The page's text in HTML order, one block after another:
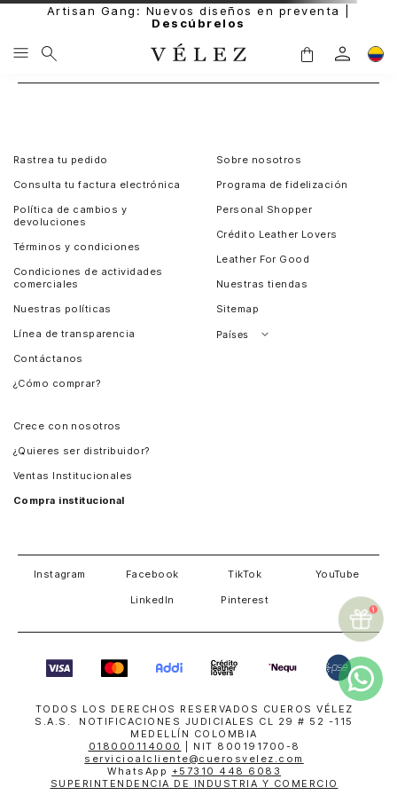
Artisan Gang: Nuevos diseños en preventa |
Descúbrelos
Rastrea tu pedido
Consulta tu factura electrónica
Política de cambios y
devoluciones
Términos y condiciones
Condiciones de actividades
comerciales
Nuestras políticas
Línea de transparencia
Contáctanos
¿Cómo comprar?
Sobre nosotros
Programa de fidelización
Personal Shopper
Crédito Leather Lovers
Leather For Good
Nuestras tiendas
Sitemap
Países
Crece con nosotros
¿Quieres ser distribuidor?
Ventas Institucionales
Compra institucional
Instagram Facebook TikTok YouTube
LinkedIn Pinterest
TODOS LOS DERECHOS RESERVADOS CUEROS VÉLEZ
S.A.S. NOTIFICACIONES JUDICIALES CL 29 # 52 -115
MEDELLÍN COLOMBIA
018000114000
| NIT 800191700-8
servicioalcliente@cuerosvelez.com
WhatsApp +57310 448 6083
SUPERINTENDENCIA DE INDUSTRIA Y COMERCIO